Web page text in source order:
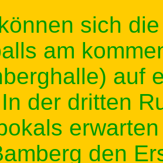
sich
am
auf
der dritten
den